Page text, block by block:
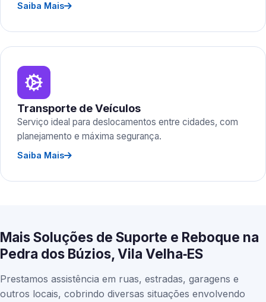
Saiba Mais
Transporte de Veículos
Serviço ideal para deslocamentos entre cidades, com
planejamento e máxima segurança.
Saiba Mais
Mais Soluções de Suporte e Reboque na
Pedra dos Búzios, Vila Velha‑ES
Prestamos assistência em ruas, estradas, garagens e
outros locais, cobrindo diversas situações envolvendo